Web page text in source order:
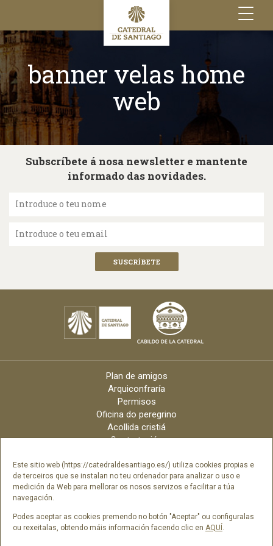
Este sitio web (https://catedraldesantiago.es/) utiliza cookies propias e
de terceiros que se instalan no teu ordenador para analizar o uso e
medición da Web para mellorar os nosos servizos e facilitar a túa
navegación.
Podes aceptar as cookies premendo no botón "Aceptar" ou configuralas
ou rexeitalas, obtendo máis información facendo clic en AQUÍ.
Toggle
navigation
banner velas home
web
Subscríbete á nosa newsletter e mantente
informado das novidades.
Introduce o teu nome
Introduce o teu email
Plan de amigos
Arquiconfraría
Permisos
Oficina do peregrino
Acollida cristiá
Contratación
Arquidiócese
Créditos
Catálogo Dixital